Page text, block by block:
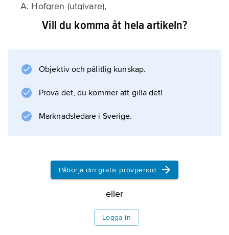
A. Hofgren (utgivare),
Svenska trossamfund
Vill du komma åt hela artikeln?
Objektiv och pålitlig kunskap.
Prova det, du kommer att gilla det!
Marknadsledare i Sverige.
Påbörja din gratis provperiod
eller
Logga in